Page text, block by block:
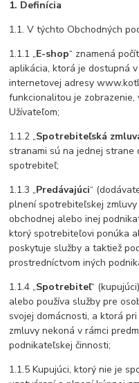
1. Definícia
1.1. V týchto Obchodných
1.1.1 „E-shop“ znamená
aplikácia, ktorá je dostupná
internetovej adresy
funkcionalitou je
Užívateľom;
1.1.2 „Spotrebiteľská
stranami sú na jednej
spotrebiteľ;
1.1.3 „Predávajúci“
plnení spotrebiteľskej
obchodnej alebo inej
ktorý spotrebiteľovi ponúka
poskytuje služby a taktiež
prostredníctvom iných
1.1.4 „Spotrebiteľ“
alebo používa služby pre
svojej domácnosti, a ktorá
zmluvy nekoná v rámci
podnikateľskej činnosti;
1.1.5 Kupujúci, ktorý nie je